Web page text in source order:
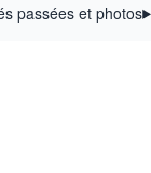
passées et photos